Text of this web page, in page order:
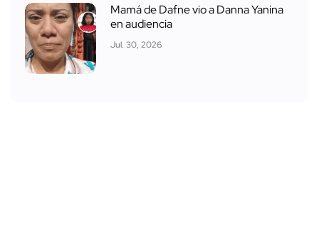
Mamá de Dafne vio a Danna Yanina
en audiencia
Jul. 30, 2026